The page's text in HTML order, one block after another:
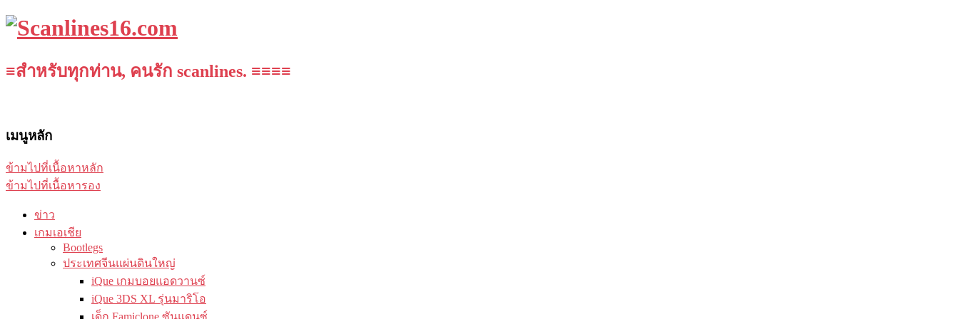
≡สำหรับทุกท่าน, คนรัก scanlines. ≡≡≡≡
เมนูหลัก
ข้ามไปที่เนื้อหาหลัก
ข้ามไปที่เนื้อหารอง
ข่าว
เกมเอเชีย
Bootlegs
ประเทศจีนแผ่นดินใหญ่
iQue เกมบอยแอดวานซ์
iQue 3DS XL รุ่นมาริโอ